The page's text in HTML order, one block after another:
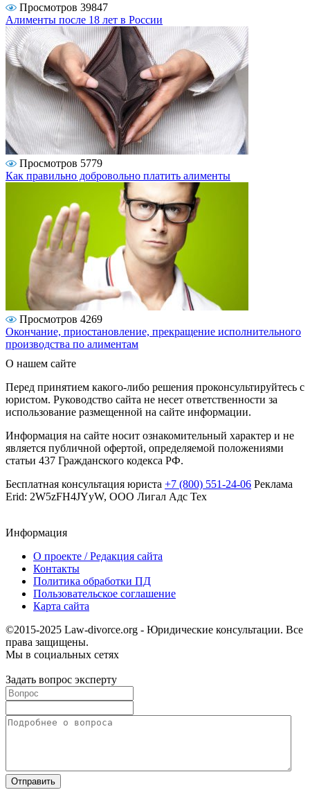
Просмотров 39847
Алименты после 18 лет в России
Просмотров 5779
Как правильно добровольно платить алименты
Просмотров 4269
Окончание, приостановление, прекращение исполнительного
производства по алиментам
О нашем сайте
Перед принятием какого-либо решения проконсультируйтесь с
юристом. Руководство сайта не несет ответственности за
использование размещенной на сайте информации.
Информация на сайте носит ознакомительный характер и не
является публичной офертой, определяемой положениями
статьи 437 Гражданского кодекса РФ.
Бесплатная консультация юриста +7 (800) 551-24-06 Реклама
Erid: 2W5zFH4JYyW, ООО Лигал Адс Тех
Информация
О проекте / Редакция сайта
Контакты
Политика обработки ПД
Пользовательское соглашение
Карта сайта
©2015-2025 Law-divorce.org - Юридические консультации. Все
права защищены.
Мы в социальных сетях
Задать вопрос эксперту